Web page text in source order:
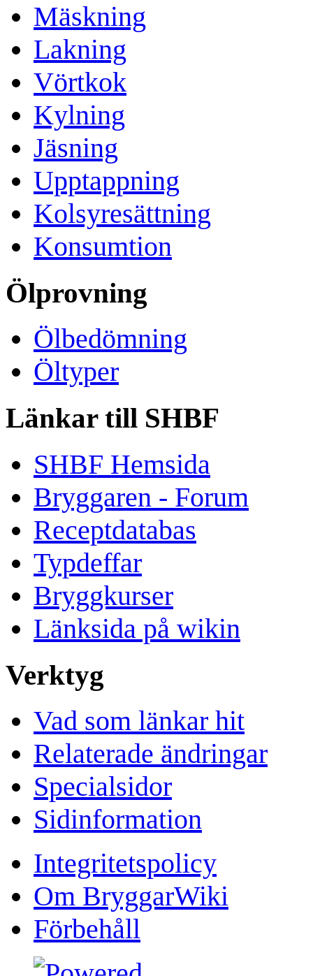
Mäskning
Lakning
Vörtkok
Kylning
Jäsning
Upptappning
Kolsyresättning
Konsumtion
Ölprovning
Ölbedömning
Öltyper
Länkar till SHBF
SHBF Hemsida
Bryggaren - Forum
Receptdatabas
Typdeffar
Bryggkurser
Länksida på wikin
Verktyg
Vad som länkar hit
Relaterade ändringar
Specialsidor
Sidinformation
Integritetspolicy
Om BryggarWiki
Förbehåll